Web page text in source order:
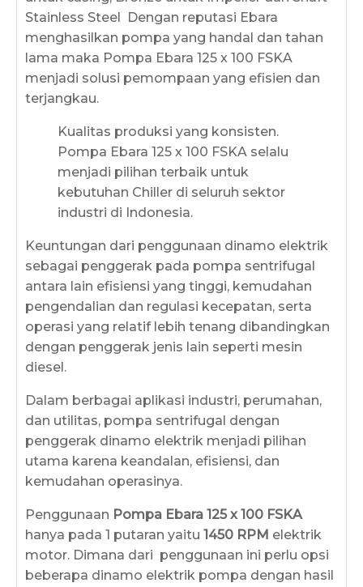
Stainless Steel Dengan reputasi Ebara
menghasilkan pompa yang handal dan tahan
lama maka Pompa Ebara 125 x 100 FSKA
menjadi solusi pemompaan yang efisien dan
terjangkau.
Kualitas produksi yang konsisten.
Pompa Ebara 125 x 100 FSKA selalu
menjadi pilihan terbaik untuk
kebutuhan Chiller di seluruh sektor
industri di Indonesia.
Keuntungan dari penggunaan dinamo elektrik
sebagai penggerak pada pompa sentrifugal
antara lain efisiensi yang tinggi, kemudahan
pengendalian dan regulasi kecepatan, serta
operasi yang relatif lebih tenang dibandingkan
dengan penggerak jenis lain seperti mesin
diesel.
Dalam berbagai aplikasi industri, perumahan,
dan utilitas, pompa sentrifugal dengan
penggerak dinamo elektrik menjadi pilihan
utama karena keandalan, efisiensi, dan
kemudahan operasinya.
Penggunaan Pompa Ebara 125 x 100 FSKA
hanya pada 1 putaran yaitu 1450 RPM elektrik
motor. Dimana dari penggunaan ini perlu opsi
beberapa dinamo elektrik pompa dengan hasil